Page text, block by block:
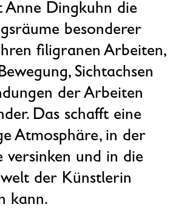
Anne Dingkuhn die
besonderer
filigranen Arbeiten,
Sichtachsen
der Arbeiten
Das schafft eine
Atmosphäre, in der
versinken und in die
der Künstlerin
kann.